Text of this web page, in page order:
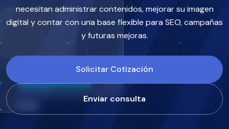
necesitan administrar contenidos, mejorar su imagen
digital y contar con una base flexible para SEO, campañas
y futuras mejoras.
Solicitar Cotización
Enviar consulta